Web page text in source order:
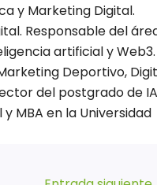
y Marketing Digital.
Responsable del
artificial y Web3.
Deportivo,
del postgrado de IA
MBA en la Universidad